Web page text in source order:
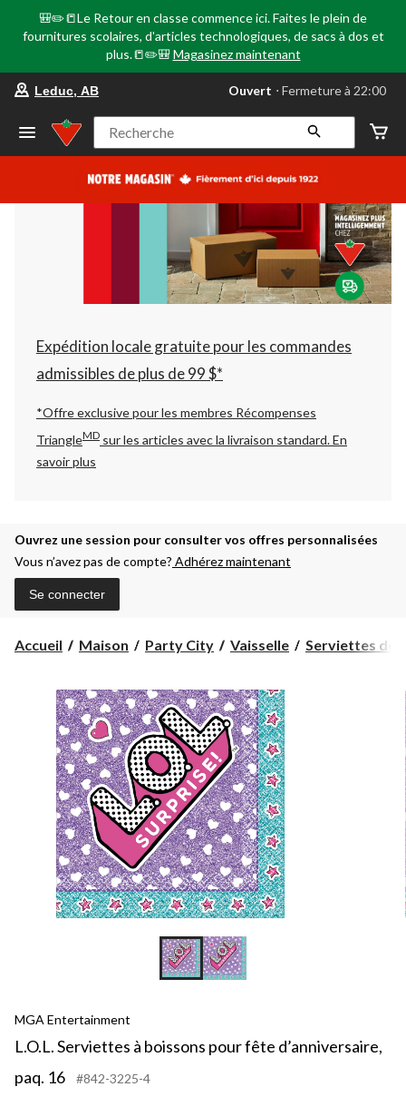
🎒✏️📒Le Retour en classe commence ici. Faites le plein de
fournitures scolaires, d'articles technologiques, de sacs à dos et
plus.📒✏️🎒 Magasinez maintenant
votre
préféré
Leduc,
AB,
courament
Fermeture
à
22:00
cliquer
pour
changer
Leduc, AB Ouvert ⋅ Fermeture à 22:00
Recherche
Expédition locale gratuite pour les commandes
admissibles de plus de 99 $*
*Offre exclusive pour les membres Récompenses
TriangleMD sur les articles avec la livraison standard.En
savoir plus
Ouvrez une session pour consulter vos offres personnalisées
Vous n’avez pas de compte? Adhérez maintenant
Se connecter
Accueil Maison Party City Vaisselle Serviettes de
MGA Entertainment
L.O.L. Serviettes à boissons pour fête d’anniversaire,
paq. 16
#842-3225-4